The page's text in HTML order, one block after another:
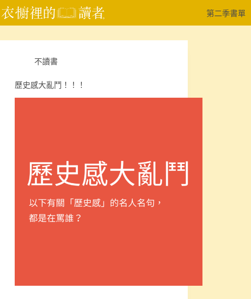
跳
至
要
第二季書單
不讀書
歷史感大亂鬥！！！